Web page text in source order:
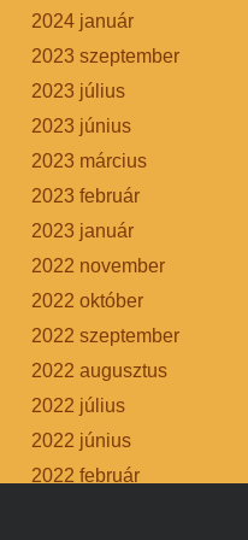
2024 január
2023 szeptember
2023 július
2023 június
2023 március
2023 február
2023 január
2022 november
2022 október
2022 szeptember
2022 augusztus
2022 július
2022 június
2022 február